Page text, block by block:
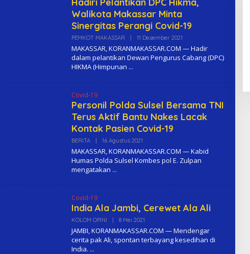
Walikota Makassar Minta
Sinergitas Perangi Covid-19
PEMKOT MAKASSAR | 11 Desember 2021
E
H
MAKASSAR, KORANMAKASSAR.COM — Hadir
dalam pelantikan Dewan Pengurus Cabang (DPC)
HIKMA (Himpunan
Covid-19
Personil Polda Sulsel Bersama TNI
Terus Aktif Bantu Nakes Lacak
Kontak Pasien Covid-19
BERITA | 16 Agustus 2021
E
H
MAKASSAR, KORANMAKASSAR.COM — Kabid
Humas Polda Sulsel Kombes pol E. Zulpan
mengatakan
Covid-19
India Ala Jambi, Cerewet Ala Ali
KOLOM OPINI | 8 Mei 2021
E
H
JAMBI, KORANMAKASSAR.COM — Mendengar
cerita pak Ali, spontan terbayang kesedihan di
India.